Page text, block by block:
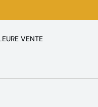
VENTE